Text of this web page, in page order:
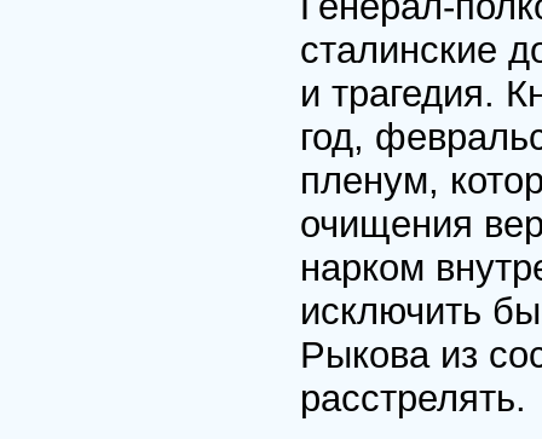
сталинские
и трагедия.
год,
пленум,
очищения
нарком
исключить
Рыкова из
расстрелять.